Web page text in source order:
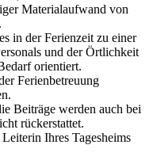
Materialaufwand von
in der Ferienzeit zu einer
und der Örtlichkeit
orientiert.
Ferienbetreuung
Beiträge werden auch bei
rückerstattet.
Ihres Tagesheims